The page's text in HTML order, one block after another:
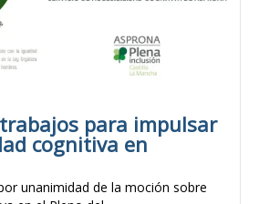
para impulsar
cognitiva en
unanimidad de la moción sobre